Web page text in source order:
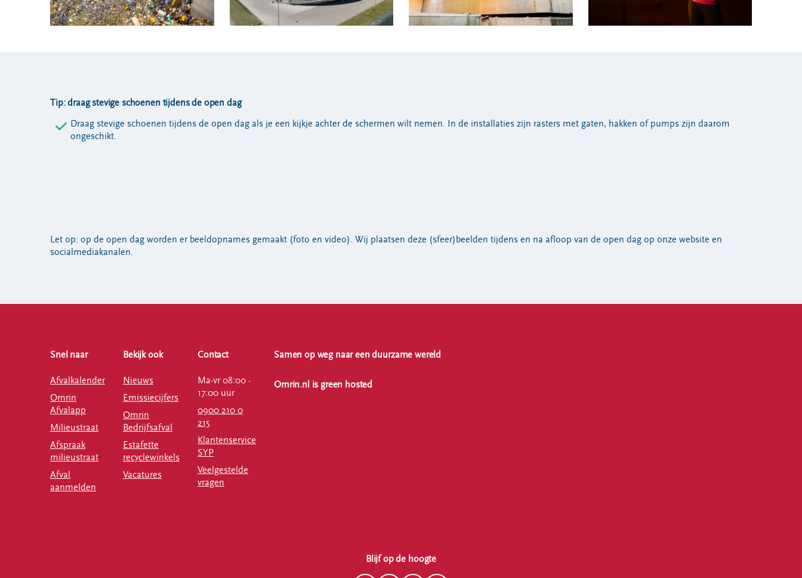
Tip: draag stevige schoenen tijdens de open dag
Draag stevige schoenen tijdens de open dag als je een kijkje achter de schermen wilt nemen. In de installaties zijn rasters met gaten, hakken of pumps zijn daarom
ongeschikt.
Let op: op de open dag worden er beeldopnames gemaakt (foto en video). Wij plaatsen deze (sfeer)beelden tijdens en na afloop van de open dag op onze website en
socialmediakanalen.
Snel naar
Afvalkalender
Omrin
Afvalapp
Milieustraat
Afspraak
milieustraat
Afval
aanmelden
Bekijk ook
Nieuws
Emissiecijfers
Omrin
Bedrijfsafval
Estafette
recyclewinkels
Vacatures
Contact
Ma-vr 08:00 -
17:00 uur
0900 210 0
215
Klantenservice
SYP
Veelgestelde
vragen
Samen op weg naar een duurzame wereld
Omrin.nl is green hosted
Blijf op de hoogte